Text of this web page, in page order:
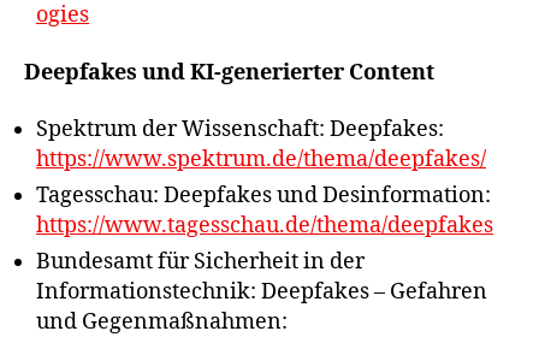
ogies
Deepfakes und KI-generierter Content
Spektrum der Wissenschaft: Deepfakes:
https://www.spektrum.de/thema/deepfakes/
Tagesschau: Deepfakes und Desinformation:
https://www.tagesschau.de/thema/deepfakes
Bundesamt für Sicherheit in der
Informationstechnik: Deepfakes – Gefahren
und Gegenmaßnahmen: